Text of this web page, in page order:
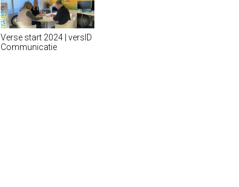
Verse start 2024 | versID
Communicatie